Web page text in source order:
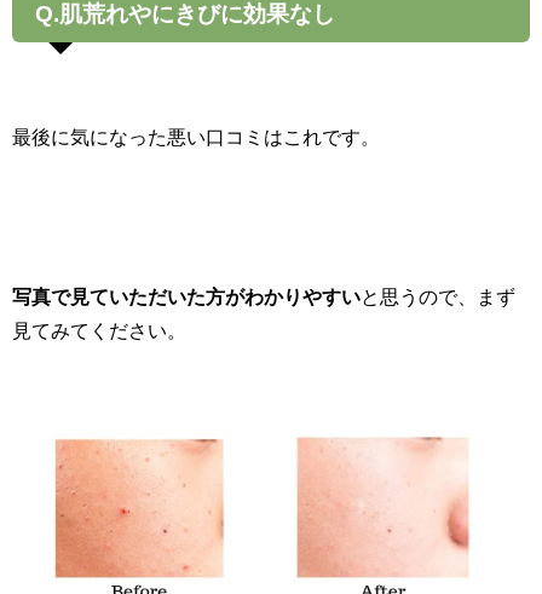
Q.肌荒れやにきびに効果なし
最後に気になった悪い口コミはこれです。
写真で見ていただいた方がわかりやすいと思うので、まず
見てみてください。